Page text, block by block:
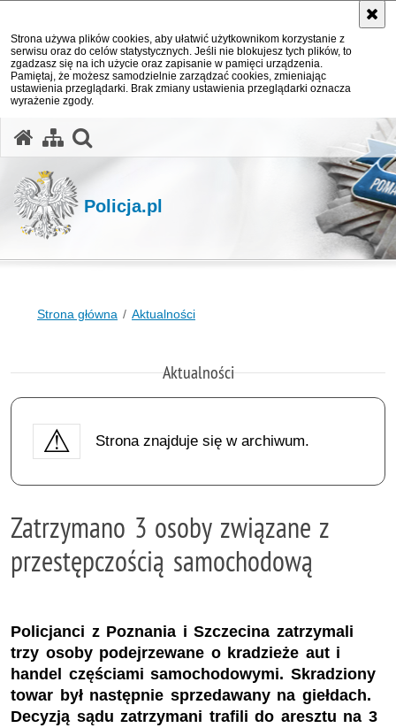
Strona używa plików cookies, aby ułatwić użytkownikom korzystanie z
serwisu oraz do celów statystycznych. Jeśli nie blokujesz tych plików, to
zgadzasz się na ich użycie oraz zapisanie w pamięci urządzenia.
Pamiętaj, że możesz samodzielnie zarządzać cookies, zmieniając
ustawienia przeglądarki. Brak zmiany ustawienia przeglądarki oznacza
wyrażenie zgody.
Policja.pl
Strona główna Aktualności
Aktualności
Strona znajduje się w archiwum.
Zatrzymano 3 osoby związane z
przestępczością samochodową
Policjanci z Poznania i Szczecina zatrzymali
trzy osoby podejrzewane o kradzieże aut i
handel częściami samochodowymi. Skradziony
towar był następnie sprzedawany na giełdach.
Decyzją sądu zatrzymani trafili do aresztu na 3